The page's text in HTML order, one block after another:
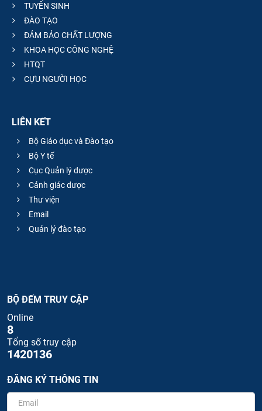
TUYỂN SINH
ĐÀO TẠO
ĐẢM BẢO CHẤT LƯỢNG
KHOA HỌC CÔNG NGHỆ
HTQT
CỰU NGƯỜI HỌC
LIÊN KẾT
Bộ Giáo dục và Đào tạo
Bộ Y tế
Cục Quản lý dược
Cảnh giác dược
Thư viện
Email
Quản lý đào tạo
BỘ ĐẾM TRUY CẬP
Online
8
Tổng số truy cập
1420136
ĐĂNG KÝ THÔNG TIN